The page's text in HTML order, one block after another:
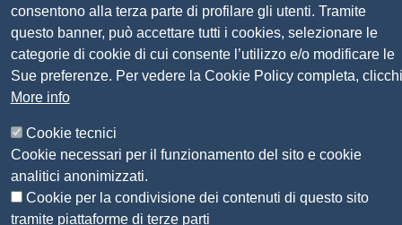
Seguici su
Sito web
Amministrazione trasparente
Mappa del sito
Privacy
Social Media Policy
Dichiarazione di accessibilità
Feedback accessibilità
Siti tematici: Maremma e Tirreno Itinerari
consentono alla terza parte di profilare gli utenti. Tramite
questo banner, può accettare tutti i cookies, selezionare le
categorie di cookie di cui consente l’utilizzo e/o modificare le
Sue preferenze. Per vedere la Cookie Policy completa, clicchi
More info
Cookie tecnici
Cookie necessari per il funzionamento del sito e cookie
analitici anonimizzati.
Cookie per la condivisione dei contenuti di questo sito
tramite piattaforme di terze parti